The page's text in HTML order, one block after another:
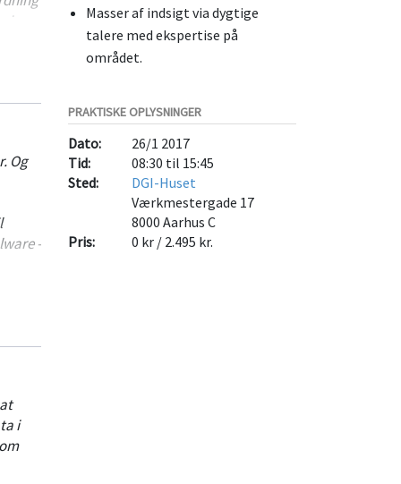
Og
-
kan
i
Masser af indsigt via dygtige
talere med ekspertise på
området.
PRAKTISKE OPLYSNINGER
Dato:
26/1 2017
Tid:
08:30 til 15:45
Sted:
DGI-Huset
Værkmestergade 17
8000Aarhus C
Pris:
0 kr / 2.495 kr.